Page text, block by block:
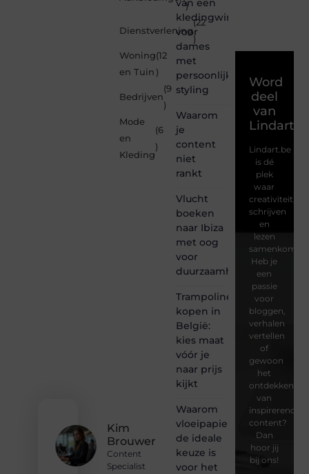
Kim
Brouwer
Content
Specialist
)
Dienstverlening
(22
)
Woning
en Tuin
(12
)
Bedrijven
(9
)
Mode
en
Kleding
(6
)
van een
kledingwinkel
voor
dames
met
persoonlijke
styling
Waarom
je
content
niet
rankt
Vlucht
boeken
naar Ibiza
met oog
voor
duurzaamheid
Trampoline
kopen in
België:
kies maat
vóór je
naar prijs
kijkt
Waarom
vloeipapier
de ideale
keuze is
voor het
Word
deel
van
Lindart.be
is dé
plek
waar
creativiteit,
schrijven
en
lezen
samenkomen.
Heb je
een
passie
voor
bloggen,
verhalen
vertellen
of
gewoon
het
ontdekken
van
inspirerende
content?
Dan
hoor jij
bij ons!